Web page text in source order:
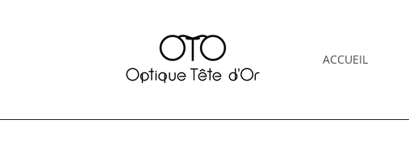
ACCUEIL